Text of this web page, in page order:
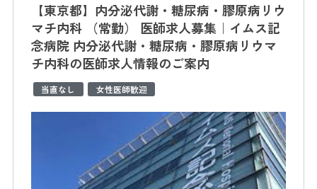
【東京都】内分泌代謝・糖尿病・膠原病リウ
マチ内科 （常勤） 医師求人募集｜イムス記
念病院 内分泌代謝・糖尿病・膠原病リウマ
チ内科の医師求人情報のご案内
当直なし 女性医師歓迎